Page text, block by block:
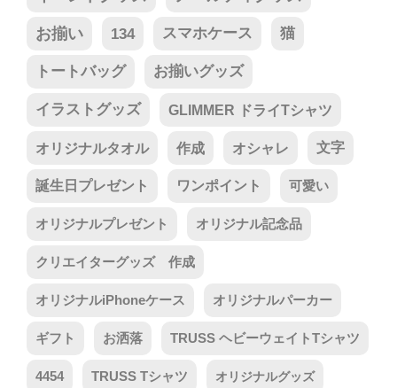
お揃い 134 スマホケース 猫
トートバッグ お揃いグッズ
イラストグッズ GLIMMER ドライTシャツ
オリジナルタオル 作成 オシャレ 文字
誕生日プレゼント ワンポイント 可愛い
オリジナルプレゼント オリジナル記念品
クリエイターグッズ 作成
オリジナルiPhoneケース オリジナルパーカー
ギフト お洒落 TRUSS ヘビーウェイトTシャツ
4454 TRUSS Tシャツ オリジナルグッズ